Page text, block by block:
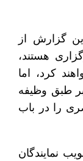
گزارش از
هستند،
کرد، اما
طبق وظیفه
را در باب
نمایندگان